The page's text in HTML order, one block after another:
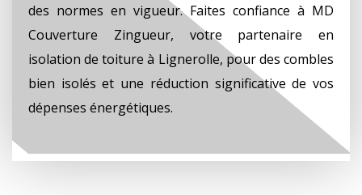
des normes en vigueur. Faites confiance à MD
Couverture Zingueur, votre partenaire en
isolation de toiture à Lignerolle, pour des combles
bien isolés et une réduction significative de vos
dépenses énergétiques.